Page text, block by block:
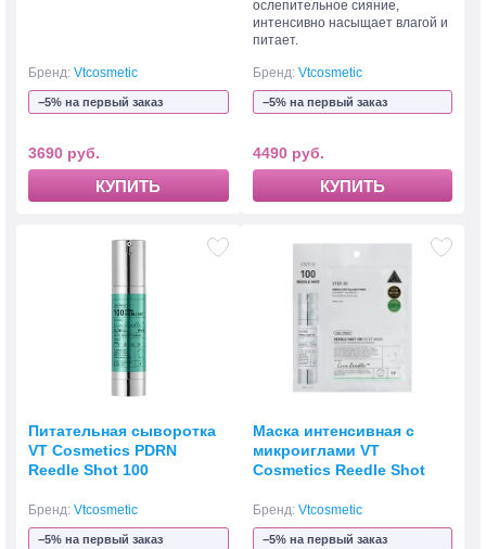
Бренд: Vtcosmetic
−5% на первый заказ
3690 руб.
КУПИТЬ
ослепительное сияние,
интенсивно насыщает влагой и
питает.
Бренд: Vtcosmetic
−5% на первый заказ
4490 руб.
КУПИТЬ
Питательная сыворотка
VT Cosmetics PDRN
Reedle Shot 100
Бренд: Vtcosmetic
−5% на первый заказ
Маска интенсивная с
микроиглами VT
Cosmetics Reedle Shot
Бренд: Vtcosmetic
−5% на первый заказ